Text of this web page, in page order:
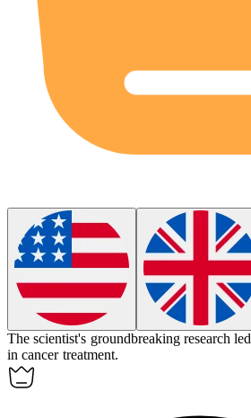
The scientist's groundbreaking research
in cancer treatment.